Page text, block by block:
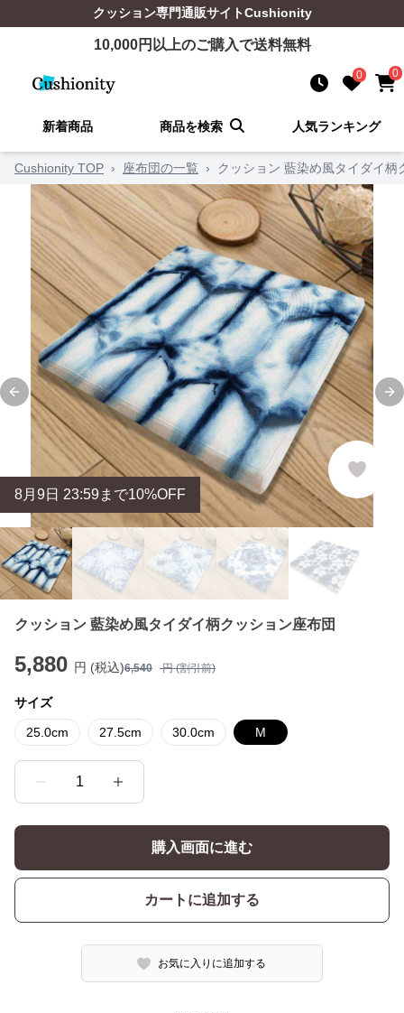
クッション専門通販サイトCushionity
10,000円以上のご購入で送料無料
0 0
新着商品 商品を検索 人気ランキング
Cushionity TOP › 座布団の一覧 › クッション 藍染め風タイダイ柄
Previous slide
8月 9日 23:59まで10%OFF
クッション 藍染め風タイダイ柄クッション座布団
5,880 円 (税込)6,540 円 (割引前)
サイズ
25.0cm 27.5cm 30.0cm M
1
購入画面に進む
カートに追加する
お気に入りに追加する